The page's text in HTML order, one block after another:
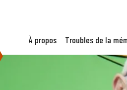
À propos Troubles de la